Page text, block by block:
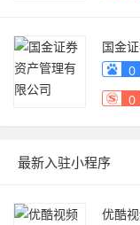
国金
0
0
最新入驻小程序
优酷